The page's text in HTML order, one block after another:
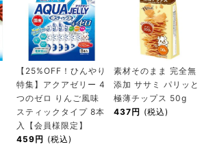
【25%OFF！ひんやり
特集】アクアゼリー 4
つのゼロ りんご風味
スティックタイプ 8本
入【会員様限定】
459円 (税込)
素材そのまま 完全無
添加 ササミ パリッと
極薄チップス 50g
437円 (税込)